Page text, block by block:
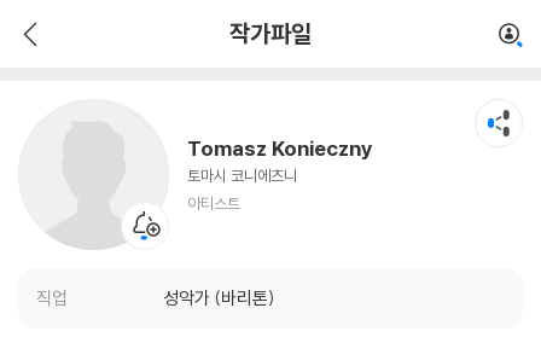
작가파일
Tomasz Konieczny
토마시 코니에츠니
아티스트
직업 성악가 (바리톤)